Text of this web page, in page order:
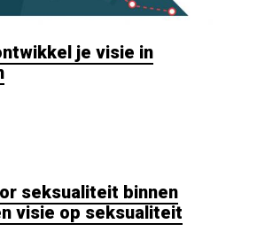
je visie in
seksualiteit binnen
visie op seksualiteit